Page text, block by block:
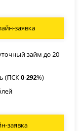
заявка
займ до 20
(ПСК0-292%)
заявка